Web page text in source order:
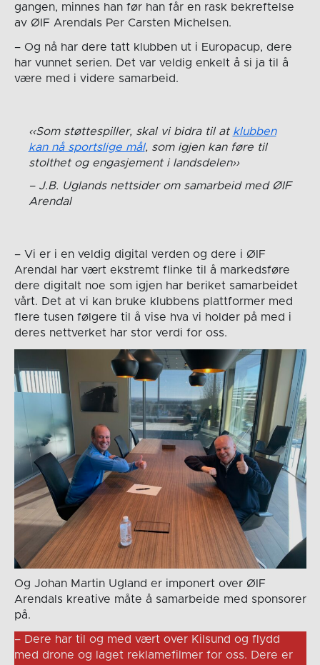
gangen, minnes han før han får en rask bekreftelse
av ØIF Arendals Per Carsten Michelsen.
– Og nå har dere tatt klubben ut i Europacup, dere
har vunnet serien. Det var veldig enkelt å si ja til å
være med i videre samarbeid.
Som støttespiller, skal vi bidra til at klubben
kan nå sportslige mål, som igjen kan føre til
stolthet og engasjement i landsdelen
J.B. Uglands nettsider om samarbeid med ØIF
Arendal
– Vi er i en veldig digital verden og dere i ØIF
Arendal har vært ekstremt flinke til å markedsføre
dere digitalt noe som igjen har beriket samarbeidet
vårt. Det at vi kan bruke klubbens plattformer med
flere tusen følgere til å vise hva vi holder på med i
deres nettverket har stor verdi for oss.
Og Johan Martin Ugland er imponert over ØIF
Arendals kreative måte å samarbeide med sponsorer
på.
– Dere har til og med vært over Kilsund og flydd
med drone og laget reklamefilmer for oss. Dere er